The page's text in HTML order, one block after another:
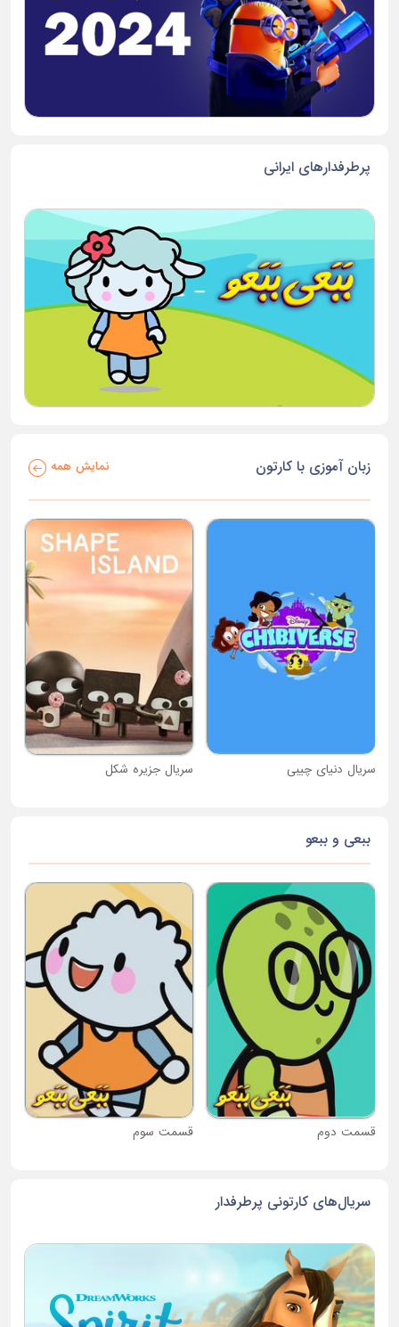
پرطرفدارهای ایرانی
زبان آموزی با کارتون نمایش همه
سریال دنیای چیبی سریال جزیره شکل
ببعی و ببعو
قسمت دوم قسمت سوم
سریال‌های کارتونی پرطرفدار